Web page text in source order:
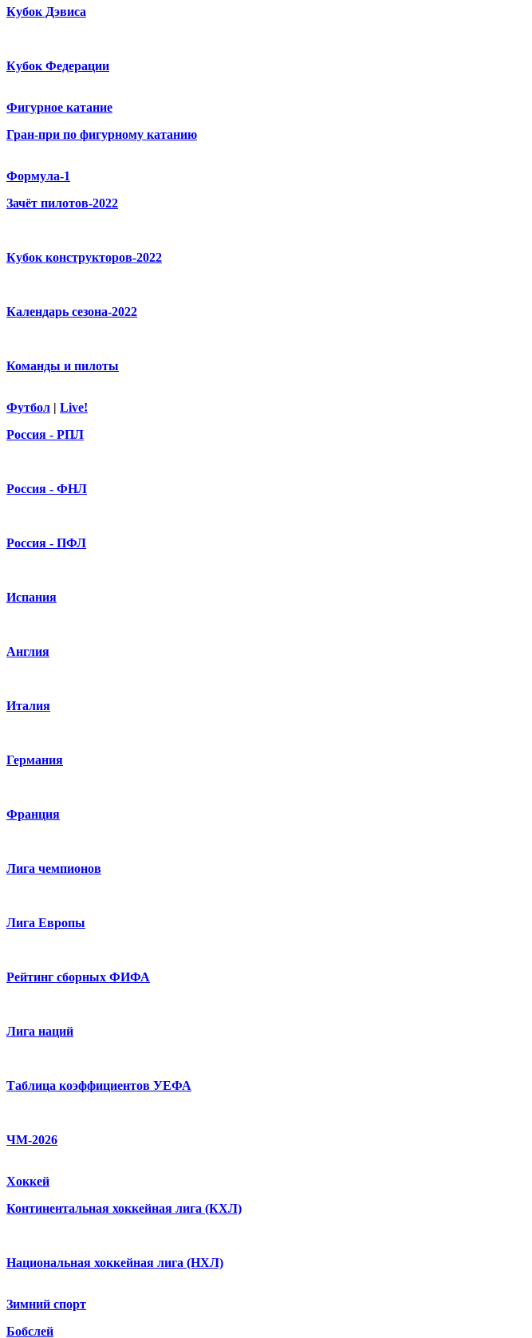
Кубок Дэвиса
Кубок Федерации
Фигурное катание
Гран-при по фигурному катанию
Формула-1
Зачёт пилотов-2022
Кубок конструкторов-2022
Календарь сезона-2022
Команды и пилоты
Футбол | Live!
Россия - РПЛ
Россия - ФНЛ
Россия - ПФЛ
Испания
Англия
Италия
Германия
Франция
Лига чемпионов
Лига Европы
Рейтинг сборных ФИФА
Лига наций
Таблица коэффициентов УЕФА
ЧМ-2026
Хоккей
Континентальная хоккейная лига (КХЛ)
Национальная хоккейная лига (НХЛ)
Зимний спорт
Бобслей